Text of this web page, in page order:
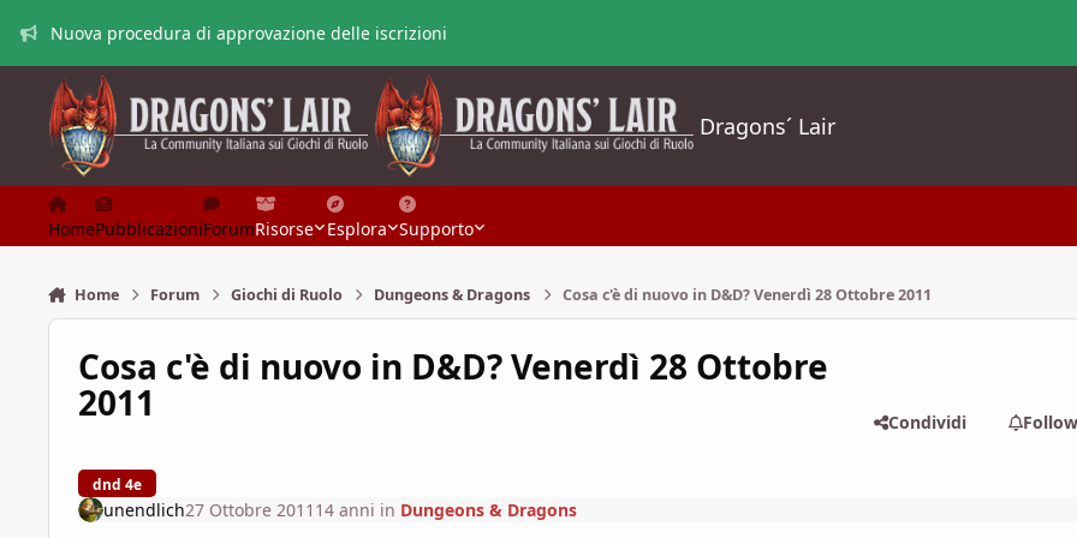
Nuova procedura di approvazione delle iscrizioni
Dragons´ Lair
HomePubblicazioniForumRisorse Esplora Supporto
Home Forum Giochi di Ruolo Dungeons & Dragons Cosa c'è di nuovo in D&D? Venerdì 28 Ottobre 2011
Cosa c'è di nuovo in D&D? Venerdì 28 Ottobre
2011
dnd 4e
Condividi
unendlich27 Ottobre 2011 14 anni in Dungeons & Dragons